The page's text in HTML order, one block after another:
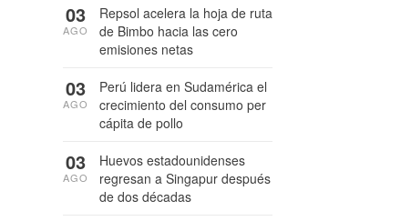
Repsol acelera la hoja de ruta
de Bimbo hacia las cero
emisiones netas
03
AGO
Perú lidera en Sudamérica el
crecimiento del consumo per
cápita de pollo
03
AGO
Huevos estadounidenses
regresan a Singapur después
de dos décadas
03
AGO